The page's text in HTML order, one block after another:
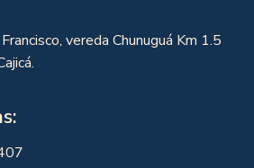
vereda Chunuguá Km 1.5